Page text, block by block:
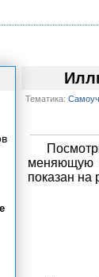
Тематика:
меняющую
показан на